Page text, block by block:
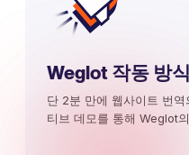
Weglot 작동 방
단 2분 만에 웹사이트 번
티브 데모를 통해 Weglot